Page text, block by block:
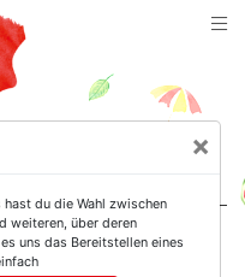
Girls.
×
hast du die Wahl zwischen
weiteren, über deren
uns das Bereitstellen eines